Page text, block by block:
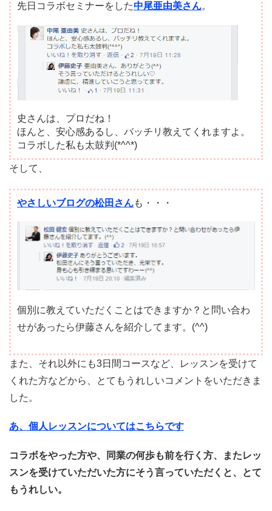
先日コラボセミナーをした中尾亜由美さん。
史さんは、プロだね！
ほんと、安心感あるし、バッチリ教えてくれますよ。
コラボした私も太鼓判(*^^*)
そして、
やさしいブログの松田さんも・・・
個別に教えていただくことはできますか？と問い合わ
せがあったら伊藤さんを紹介してます。(^^)
また、それ以外にも3日間コースなど、レッスンを受けて
くれた方などから、とてもうれしいコメントをいただきま
した。
あ、個人レッスンについてはこちらです
コラボをやった方や、同業の何歩も前を行く方、またレッ
スンを受けていただいた方にそう言っていただくと、とて
もうれしい。